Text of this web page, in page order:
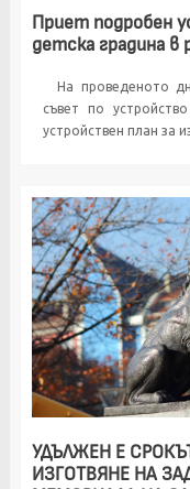
Приет подробен
детска градина в
На проведеното
съвет по
устройствен план за
УДЪЛЖЕН Е
ИЗГОТВЯНЕ НА